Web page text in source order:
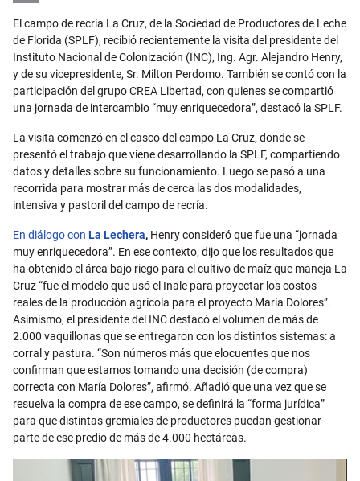
Email
El campo de recría La Cruz, de la Sociedad de Productores de Leche
de Florida (SPLF), recibió recientemente la visita del presidente del
Instituto Nacional de Colonización (INC), Ing. Agr. Alejandro Henry,
y de su vicepresidente, Sr. Milton Perdomo. También se contó con la
participación del grupo CREA Libertad, con quienes se compartió
una jornada de intercambio “muy enriquecedora”, destacó la SPLF.
La visita comenzó en el casco del campo La Cruz, donde se
presentó el trabajo que viene desarrollando la SPLF, compartiendo
datos y detalles sobre su funcionamiento. Luego se pasó a una
recorrida para mostrar más de cerca las dos modalidades,
intensiva y pastoril del campo de recría.
En diálogo con La Lechera, Henry consideró que fue una “jornada
muy enriquecedora”. En ese contexto, dijo que los resultados que
ha obtenido el área bajo riego para el cultivo de maíz que maneja La
Cruz “fue el modelo que usó el Inale para proyectar los costos
reales de la producción agrícola para el proyecto María Dolores”.
Asimismo, el presidente del INC destacó el volumen de más de
2.000 vaquillonas que se entregaron con los distintos sistemas: a
corral y pastura. “Son números más que elocuentes que nos
confirman que estamos tomando una decisión (de compra)
correcta con María Dolores”, afirmó. Añadió que una vez que se
resuelva la compra de ese campo, se definirá la “forma jurídica”
para que distintas gremiales de productores puedan gestionar
parte de ese predio de más de 4.000 hectáreas.